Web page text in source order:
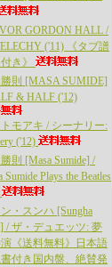
GORDON HALL /
('11) 《タブ譜
き》
則 [MASA SUMIDE]
& HALF ('12)
トモアキ / シーナリー:
('12)
則 [Masa Sumide] /
Sumide Plays the Beatles
・スンハ [Sungha
/ ザ・デュエッツ: 夢
《送料無料》日本語
付き国内盤、絶賛発